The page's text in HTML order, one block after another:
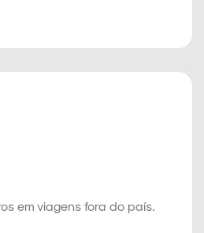
em viagens fora do país.